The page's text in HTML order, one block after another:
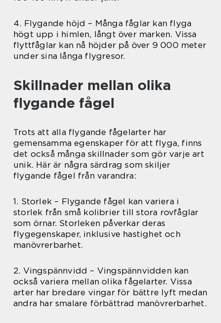
4. Flygande höjd – Många fåglar kan flyga
högt upp i himlen, långt över marken. Vissa
flyttfåglar kan nå höjder på över 9 000 meter
under sina långa flygresor.
Skillnader mellan olika
flygande fågel
Trots att alla flygande fågelarter har
gemensamma egenskaper för att flyga, finns
det också många skillnader som gör varje art
unik. Här är några särdrag som skiljer
flygande fågel från varandra:
1. Storlek – Flygande fågel kan variera i
storlek från små kolibrier till stora rovfåglar
som örnar. Storleken påverkar deras
flygegenskaper, inklusive hastighet och
manövrerbarhet.
2. Vingspännvidd – Vingspännvidden kan
också variera mellan olika fågelarter. Vissa
arter har bredare vingar för bättre lyft medan
andra har smalare förbättrad manövrerbarhet.